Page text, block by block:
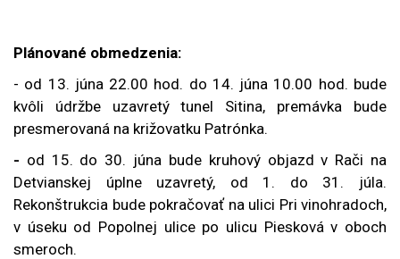
Plánované obmedzenia:
- od 13. júna 22.00 hod. do 14. júna 10.00 hod. bude
kvôli údržbe uzavretý tunel Sitina, premávka bude
presmerovaná na križovatku Patrónka.
- od 15. do 30. júna bude kruhový objazd v Rači na
Detvianskej úplne uzavretý, od 1. do 31. júla.
Rekonštrukcia bude pokračovať na ulici Pri vinohradoch,
v úseku od Popolnej ulice po ulicu Piesková v oboch
smeroch.